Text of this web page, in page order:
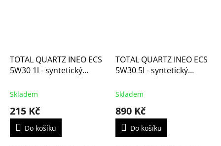
TOTAL QUARTZ INEO ECS
5W30 1l - syntetický
Skladem
215 Kč
Do košíku
TOTAL QUARTZ INEO ECS
5W30 5l - syntetický
Skladem
890 Kč
Do košíku